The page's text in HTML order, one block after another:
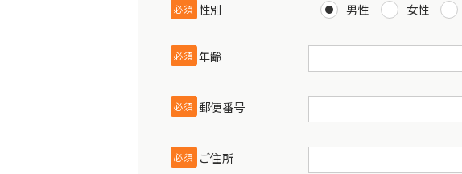
必須 性別 男性 女性
必須 年齢
必須 郵便番号
必須 ご住所